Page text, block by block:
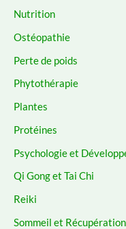
Nutrition
Ostéopathie
Perte de poids
Phytothérapie
Plantes
Protéines
Psychologie et
Qi Gong et Tai Chi
Reiki
Sommeil et Récupération